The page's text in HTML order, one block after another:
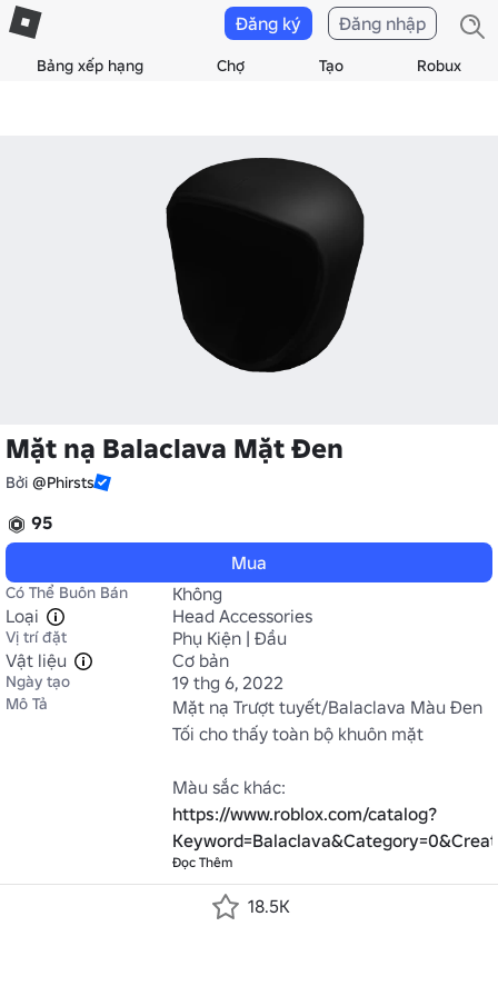
Bảng xếp hạng Chợ Tạo Robux
Đăng ký Đăng nhập
Mặt nạ Balaclava Mặt Đen
Bởi @Phirsts
95
Mua
Có Thể Buôn Bán
Không
Loại
Head Accessories
Vị trí đặt
Phụ Kiện | Đầu
Vật liệu
Cơ bản
Ngày tạo 19 thg 6, 2022
Mô Tả
Mặt nạ Trượt tuyết/Balaclava Màu Đen
Tối cho thấy toàn bộ khuôn mặt
https://www.roblox.com/catalog?
Đọc Thêm
18.5K